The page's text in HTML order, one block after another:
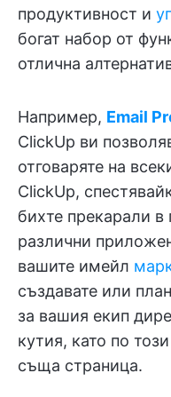
продуктивност и
богат набор от
отлична
Например, Email
ClickUp ви
отговаряте на
ClickUp,
бихте прекарали
различни
вашите имейл
създавате или
за вашия екип
кутия, като по
съща страница.